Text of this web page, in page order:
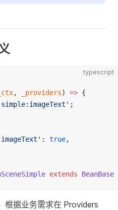
typescript
_ctx, _providers) => {
;
: true,
extends BeanBase
根据业务需求在 Providers